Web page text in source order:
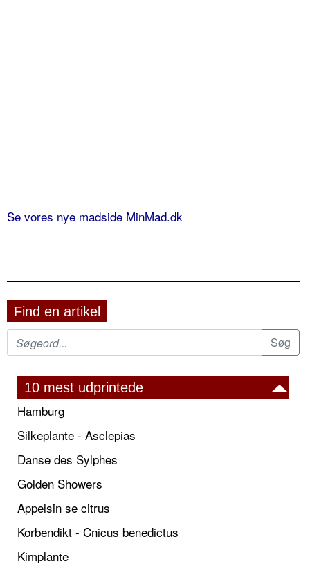
Se vores nye madside MinMad.dk
Find en artikel
10 mest udprintede
Hamburg
Silkeplante - Asclepias
Danse des Sylphes
Golden Showers
Appelsin se citrus
Korbendikt - Cnicus benedictus
Kimplante